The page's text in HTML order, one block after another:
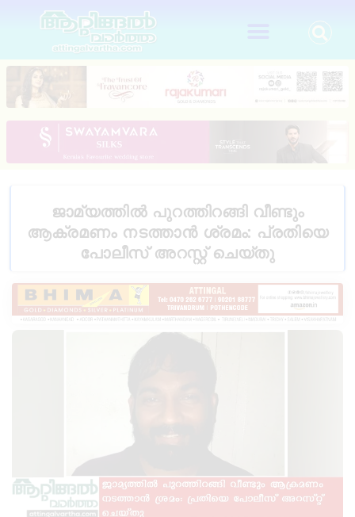
ജാമ്യത്തിൽ പുറത്തിറങ്ങി വീണ്ടും
ആക്രമണം നടത്താൻ ശ്രമം: പ്രതിയെ
പോലീസ് അറസ്റ്റ് ചെയ്തു